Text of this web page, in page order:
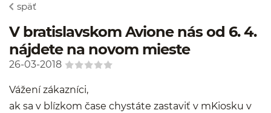
späť
V bratislavskom Avione nás od 6. 4.
nájdete na novom mieste
26-03-2018
Vážení zákazníci,
ak sa v blízkom čase chystáte zastaviť v mKiosku v